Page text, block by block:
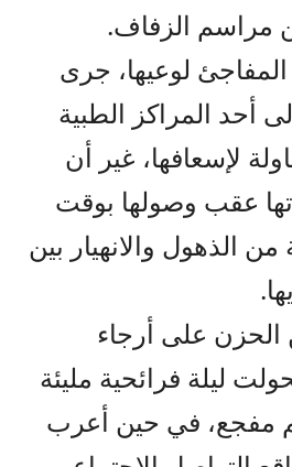
مراسم الزفاف.
المفاجئ لوعيها، جرى
أحد المراكز الطبية
لإسعافها، غير أن
عقب وصولها بوقت
الذهول والانهيار بين
على أرجاء
ليلة فرائحية مليئة
مفجع، في حين أعرب